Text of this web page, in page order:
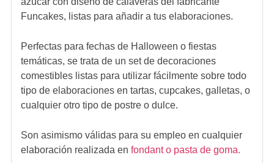
Funcakes, listas para añadir a tus elaboraciones.
Perfectas para fechas de Halloween o fiestas
temáticas, se trata de un set de decoraciones
comestibles listas para utilizar fácilmente sobre todo
tipo de elaboraciones en tartas, cupcakes, galletas, o
cualquier otro tipo de postre o dulce.
Son asimismo válidas para su empleo en cualquier
elaboración realizada en fondant o pasta de goma.